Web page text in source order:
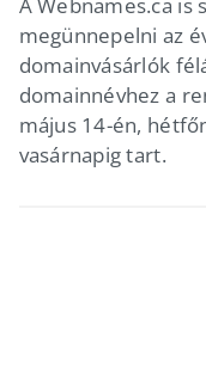
megünnepelni az
domainvásárlók
domainnévhez a
május 14-én,
vasárnapig tart.